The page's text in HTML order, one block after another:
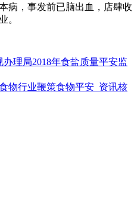
病，事发前已脑出血，店肆收
。
办理局2018年食盐质量平安监
物行业鞭策食物平安_资讯核